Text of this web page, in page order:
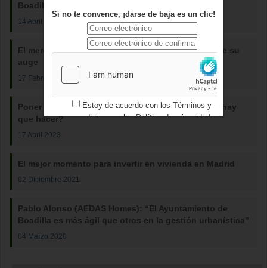
Boadilla del Monte: El lujo al alcance de Madrid
14 Abril 2025
El mercado inmobiliario de lujo en Madrid mantiene su
auge
17 Febrero 2025
Poner un piso de alquiler rápido en Madrid: ¿Qué hay
que hacer?
17 Abril 2023
El mejor momento para invertir en vivienda en Madrid
02 Diciembre 2021
Pablo Alonso (AEDAS Homes): “El Ayuntamiento de
Boadilla es más ágil que otros en la gestión urbanística”
04 Marzo 2020
Si no te convence, ¡darse de baja es un clic!
Estoy de acuerdo con los Términos y
condicionesy losPolítica de privacidad